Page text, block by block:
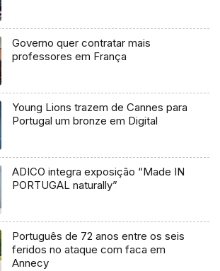
Governo quer contratar mais
professores em França
Young Lions trazem de Cannes para
Portugal um bronze em Digital
ADICO integra exposição “Made IN
PORTUGAL naturally”
Português de 72 anos entre os seis
feridos no ataque com faca em
Annecy